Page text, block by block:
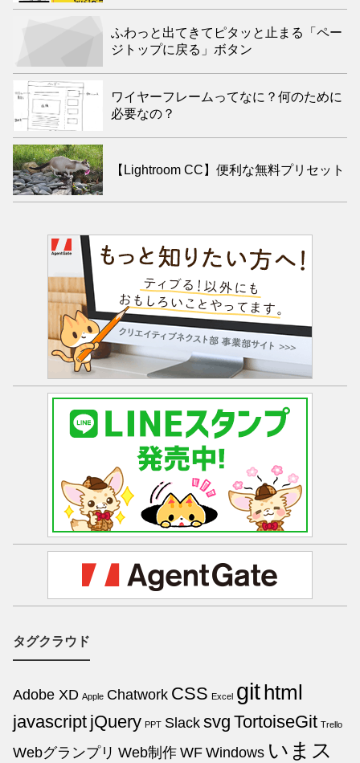
ふわっと出てきてピタッと止まる「ペー
ジトップに戻る」ボタン
ワイヤーフレームってなに？何のために
必要なの？
【Lightroom CC】便利な無料プリセット
タグクラウド
Adobe XD Apple Chatwork CSS Excel githtml
javascript jQuery PPT Slack svg TortoiseGit Trello
Webグランプリ Web制作 WF Windows いまス